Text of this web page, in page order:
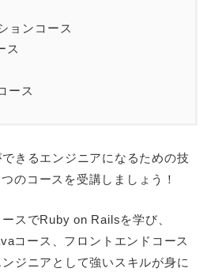
ョンコース
ス
ース
きるエンジニアになるための技
のコースを受講しましょう！
スでRuby on Railsを学び、
コース、フロントエンドコース
ジニアとして強いスキルが身に